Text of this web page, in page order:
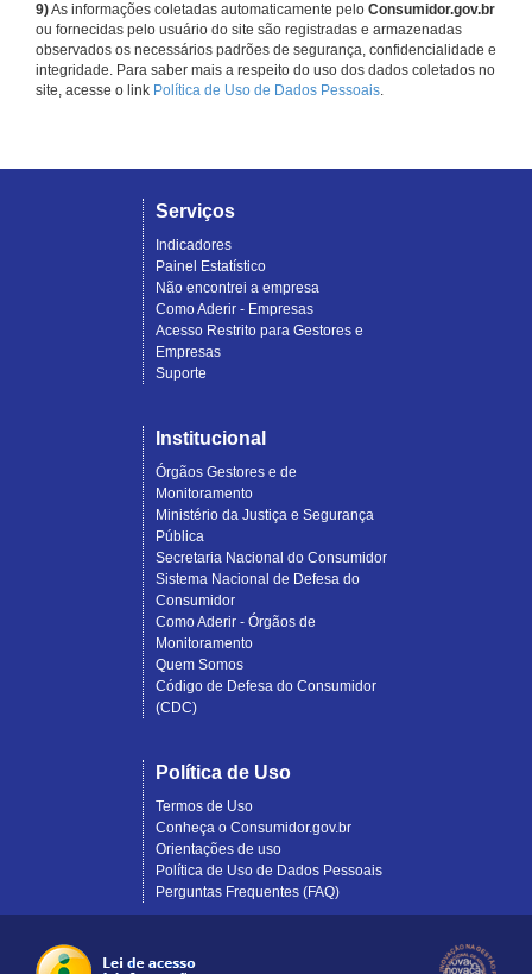
9)As informações coletadas automaticamente pelo Consumidor.gov.br
ou fornecidas pelo usuário do site são registradas e armazenadas
observados os necessários padrões de segurança, confidencialidade e
integridade. Para saber mais a respeito do uso dos dados coletados no
site, acesse o link Política de Uso de Dados Pessoais.
Serviços
Indicadores
Painel Estatístico
Não encontrei a empresa
Como Aderir - Empresas
Acesso Restrito para Gestores e
Empresas
Suporte
Institucional
Órgãos Gestores e de
Monitoramento
Ministério da Justiça e Segurança
Pública
Secretaria Nacional do Consumidor
Sistema Nacional de Defesa do
Consumidor
Como Aderir - Órgãos de
Monitoramento
Quem Somos
Código de Defesa do Consumidor
(CDC)
Política de Uso
Termos de Uso
Conheça o Consumidor.gov.br
Orientações de uso
Política de Uso de Dados Pessoais
Perguntas Frequentes (FAQ)